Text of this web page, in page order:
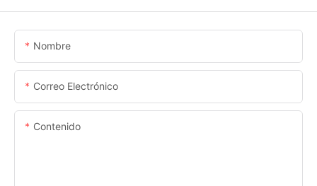
Nombre
Correo Electrónico
Contenido